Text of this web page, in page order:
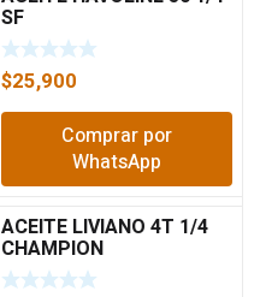
SF
$25,900
Comprar por
WhatsApp
ACEITE LIVIANO 4T 1/4
CHAMPION